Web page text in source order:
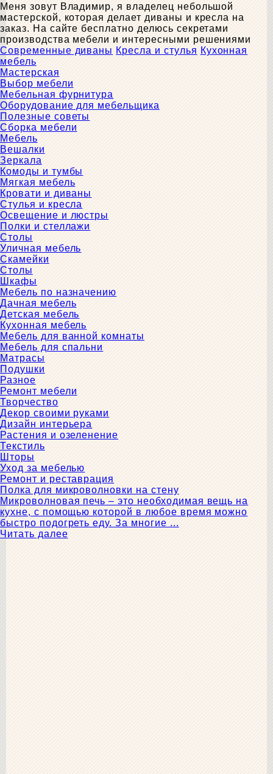
Меня зовут Владимир, я владелец небольшой
мастерской, которая делает диваны и кресла на
заказ. На сайте бесплатно делюсь секретами
производства мебели и интересными решениями
Современные диваны Кресла и стулья Кухонная
мебель
Мастерская
Выбор мебели
Мебельная фурнитура
Оборудование для мебельщика
Полезные советы
Сборка мебели
Мебель
Вешалки
Зеркала
Комоды и тумбы
Мягкая мебель
Кровати и диваны
Стулья и кресла
Освещение и люстры
Полки и стеллажи
Столы
Уличная мебель
Скамейки
Столы
Шкафы
Мебель по назначению
Дачная мебель
Детская мебель
Кухонная мебель
Мебель для ванной комнаты
Мебель для спальни
Матрасы
Подушки
Разное
Ремонт мебели
Творчество
Декор своими руками
Дизайн интерьера
Растения и озеленение
Текстиль
Шторы
Уход за мебелью
Ремонт и реставрация
Полка для микроволновки на стену
Микроволновая печь – это необходимая вещь на
кухне, с помощью которой в любое время можно
быстро подогреть еду. За многие ...
Читать далее